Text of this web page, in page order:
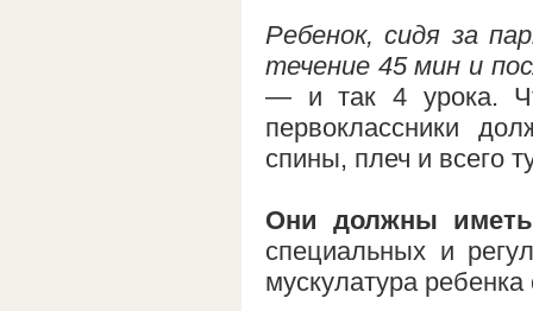
Ребенок, сидя за
течение 45 мин и
— и так 4 урока.
первоклассники
спины, плеч и всего
Они должны
специальных и
мускулатура